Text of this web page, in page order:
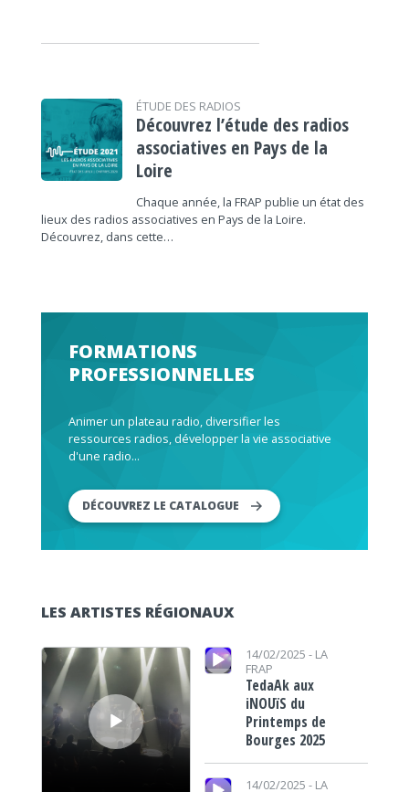
ÉTUDE DES RADIOS
Découvrez l’étude des radios
associatives en Pays de la
Loire
Chaque année, la FRAP publie un état des
lieux des radios associatives en Pays de la Loire.
Découvrez, dans cette…
FORMATIONS
PROFESSIONNELLES
Animer un plateau radio, diversifier les
ressources radios, développer la vie associative
d'une radio...
DÉCOUVREZ LE CATALOGUE
LES ARTISTES RÉGIONAUX
Lecteur audio
Lecteur audio 14/02/2025 - LA
FRAP
TedaAk aux
iNOUïS du
Printemps de
Bourges 2025
Lecteur audio
14/02/2025 - LA